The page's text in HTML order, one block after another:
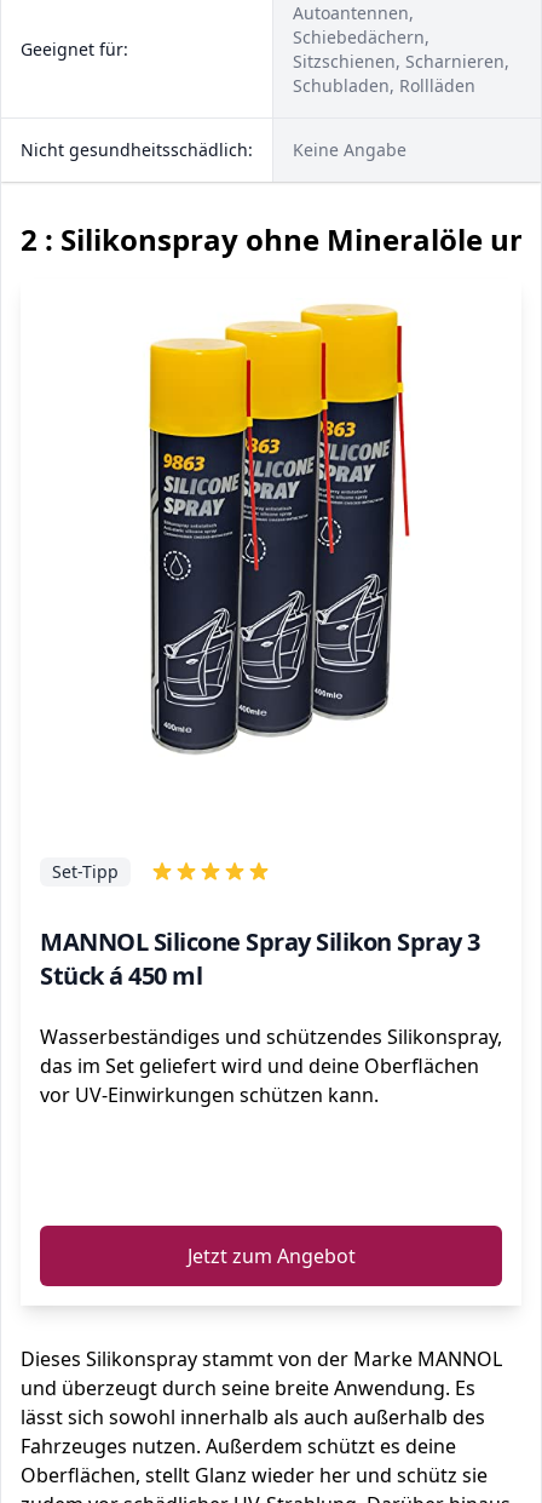
Geeignet für:
Autoantennen,
Schiebedächern,
Sitzschienen, Scharnieren,
Schubladen, Rollläden
Nicht gesundheitsschädlich: Keine Angabe
2 : Silikonspray ohne Mineralöle
MANNOL Silicone Spray Silikon Spray 3
Stück á 450 ml
Set-Tipp
Wasserbeständiges und schützendes Silikonspray,
das im Set geliefert wird und deine Oberflächen
vor UV-Einwirkungen schützen kann.
Jetzt zum Angebot
Dieses Silikonspray stammt von der Marke MANNOL
und überzeugt durch seine breite Anwendung. Es
lässt sich sowohl innerhalb als auch außerhalb des
Fahrzeuges nutzen. Außerdem schützt es deine
Oberflächen, stellt Glanz wieder her und schütz sie